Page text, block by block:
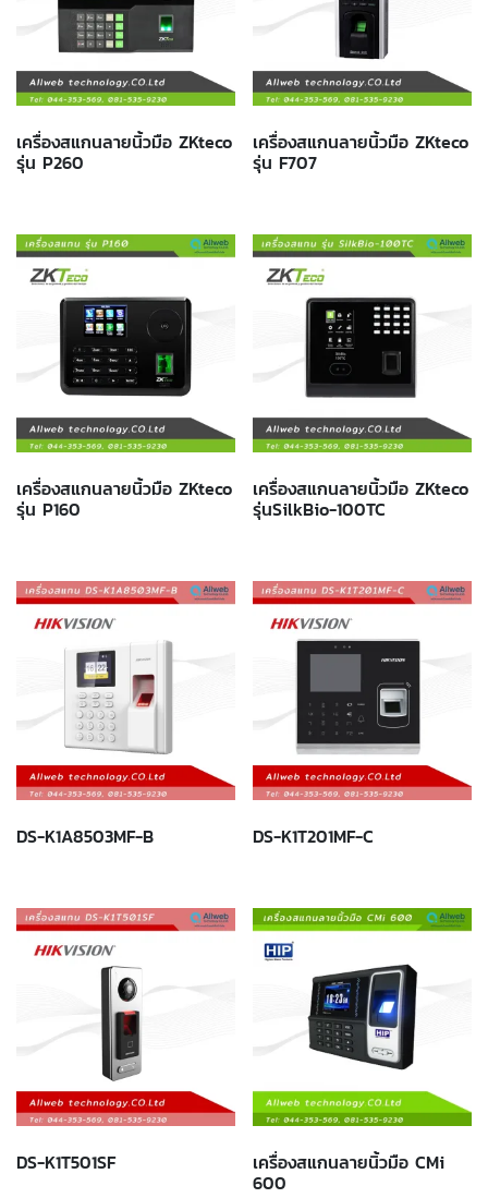
เครื่องสแกนลายนิ้วมือ ZKteco
รุ่น P260
เครื่องสแกนลายนิ้วมือ ZKteco
รุ่น F707
เครื่องสแกนลายนิ้วมือ ZKteco
รุ่น P160
เครื่องสแกนลายนิ้วมือ ZKteco
รุ่นSilkBio-100TC
DS-K1A8503MF-B DS-K1T201MF-C
DS-K1T501SF เครื่องสแกนลายนิ้วมือ CMi
600